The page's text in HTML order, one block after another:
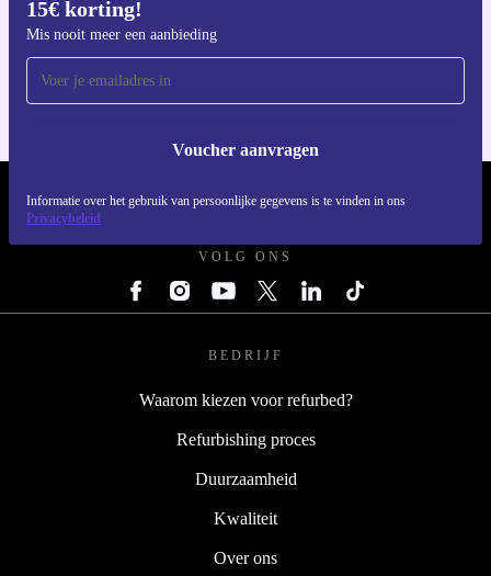
Meld je aan voor onze nieuwsbrief en ontvang
15€ korting!
Download de refurbed app
Voor iOS en Android
REFURBED NEDERLAND - RETHINK NEW.
VOLG ONS
BEDRIJF
Waarom kiezen voor refurbed?
Refurbishing proces
Duurzaamheid
Kwaliteit
Over ons